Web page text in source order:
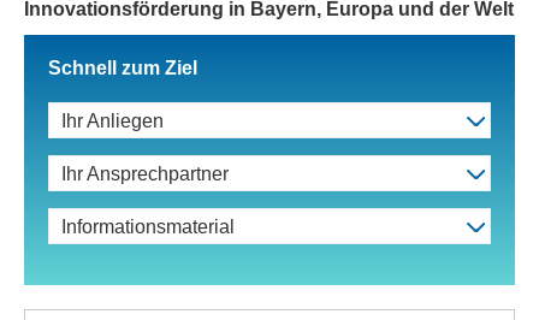
Innovationsförderung in Bayern, Europa und der Welt
Schnell zum Ziel
Ihr Anliegen
Ihr Ansprechpartner
Informationsmaterial